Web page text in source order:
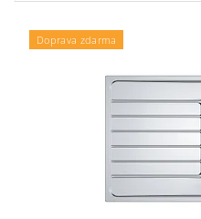
Doprava zdarma